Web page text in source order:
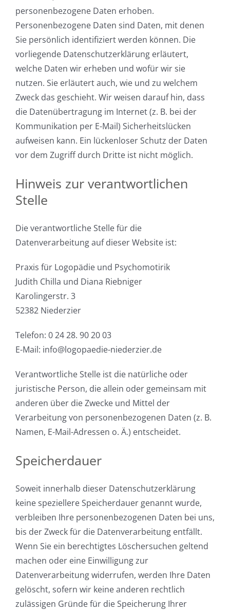
personenbezogene Daten erhoben.
Personenbezogene Daten sind Daten, mit denen
Sie persönlich identifiziert werden können. Die
vorliegende Datenschutzerklärung erläutert,
welche Daten wir erheben und wofür wir sie
nutzen. Sie erläutert auch, wie und zu welchem
Zweck das geschieht. Wir weisen darauf hin, dass
die Datenübertragung im Internet (z. B. bei der
Kommunikation per E-Mail) Sicherheitslücken
aufweisen kann. Ein lückenloser Schutz der Daten
vor dem Zugriff durch Dritte ist nicht möglich.
Hinweis zur verantwortlichen
Stelle
Die verantwortliche Stelle für die
Datenverarbeitung auf dieser Website ist:
Praxis für Logopädie und Psychomotirik
Judith Chilla und Diana Riebniger
Karolingerstr. 3
52382 Niederzier
Telefon: 0 24 28. 90 20 03
E-Mail: info@logopaedie-niederzier.de
Verantwortliche Stelle ist die natürliche oder
juristische Person, die allein oder gemeinsam mit
anderen über die Zwecke und Mittel der
Verarbeitung von personenbezogenen Daten (z. B.
Namen, E-Mail-Adressen o. Ä.) entscheidet.
Speicherdauer
Soweit innerhalb dieser Datenschutzerklärung
keine speziellere Speicherdauer genannt wurde,
verbleiben Ihre personenbezogenen Daten bei uns,
bis der Zweck für die Datenverarbeitung entfällt.
Wenn Sie ein berechtigtes Löschersuchen geltend
machen oder eine Einwilligung zur
Datenverarbeitung widerrufen, werden Ihre Daten
gelöscht, sofern wir keine anderen rechtlich
zulässigen Gründe für die Speicherung Ihrer